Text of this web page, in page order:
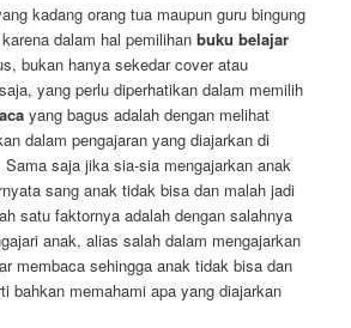
kadang orang tua maupun guru bingung
dalam hal pemilihan buku belajar
bukan hanya sekedar cover atau
yang perlu diperhatikan dalam memilih
yang bagus adalah dengan melihat
dalam pengajaran yang diajarkan di
saja jika sia-sia mengajarkan anak
sang anak tidak bisa dan malah jadi
satu faktornya adalah dengan salahnya
anak, alias salah dalam mengajarkan
membaca sehingga anak tidak bisa dan
bahkan memahami apa yang diajarkan